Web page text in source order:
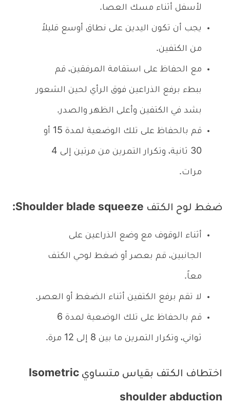
لأسفل أثناء مسك العصا.
يجب أن تكون اليدين على نطاق أوسع قليلاً
من الكتفين.
مع الحفاظ على استقامة المرفقين، قم
ببطء برفع الذراعين فوق الرأي لحين الشعور
بشد في الكتفين وأعلى الظهر والصدر.
قم بالحفاظ على تلك الوضعية لمدة 15 أو
30 ثانية، وتكرار التمرين من مرتين إلى 4
مرات.
ضغط لوح الكتف Shoulder blade squeeze:
أثناء الوقوف مع وضع الذراعين على
الجانبين، قم بعصر أو ضغط لوحي الكتف
معاً.
لا تقم برفع الكتفين أثناء الضغط أو العصر.
قم بالحفاظ على تلك الوضعية لمدة 6
ثواني، وتكرار التمرين ما بين 8 إلى 12 مرة.
اختطاف الكتف بقياس متساوي Isometric
shoulder abduction